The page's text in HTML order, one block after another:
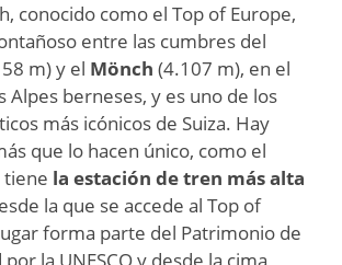
conocido como el Top of Europe,
entre las cumbres del
m) y el Mönch (4.107 m), en el
Alpes berneses, y es uno de los
más icónicos de Suiza. Hay
que lo hacen único, como el
tiene la estación de tren más alta
la que se accede al Top of
forma parte del Patrimonio de